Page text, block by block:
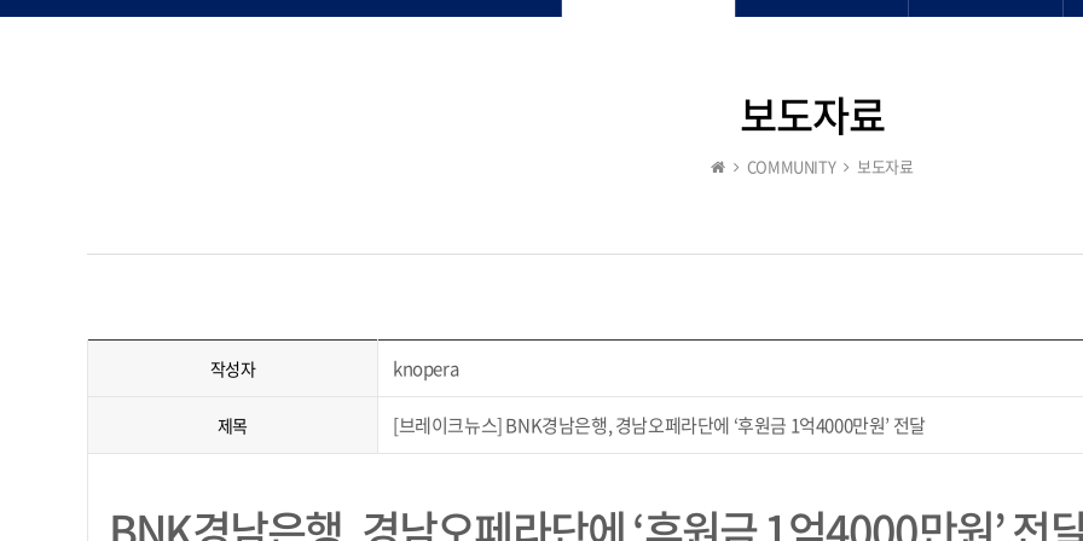
보도자료
COMMUNITY 보도자료
작성자 knopera
제목 [브레이크뉴스] BNK경남은행, 경남오페라단에 ‘후원금 1억4000만원’ 전달